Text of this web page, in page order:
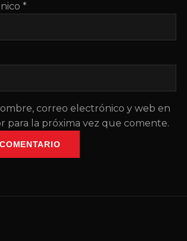
*
correo electrónico y web en
para la próxima vez que comente.